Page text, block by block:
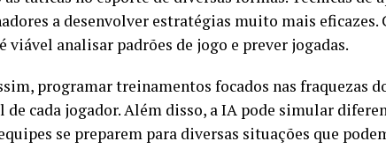
a desenvolver estratégias muito mais eficazes.
analisar padrões de jogo e prever jogadas.
programar treinamentos focados nas fraquezas
cada jogador. Além disso, a IA pode simular
se preparem para diversas situações que